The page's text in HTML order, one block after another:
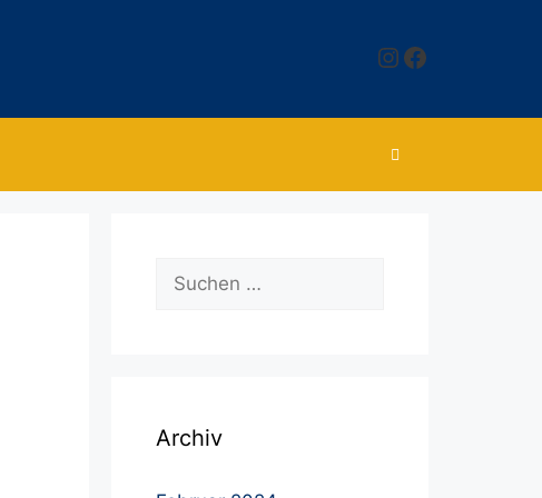
Instagram
Facebook
nach:
Archiv